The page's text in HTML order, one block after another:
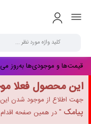
قیمت‌ها و موجودی‌ها به‌روز
این محصول فعلا
جهت اطلاع از موجود شدن
پیامک " در همین صفحه اقدام